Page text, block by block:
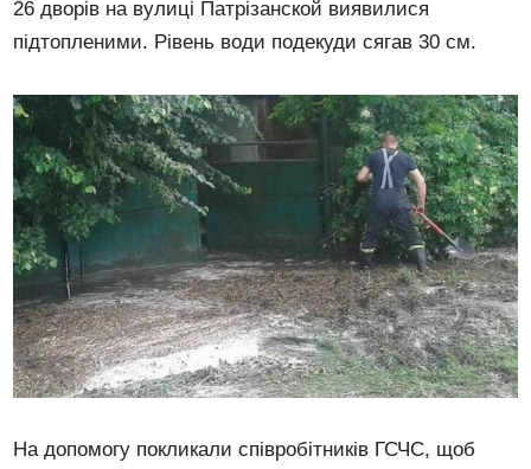
26 дворів на вулиці Патрізанской виявилися
підтопленими. Рівень води подекуди сягав 30 см.
На допомогу покликали співробітників ГСЧС, щоб